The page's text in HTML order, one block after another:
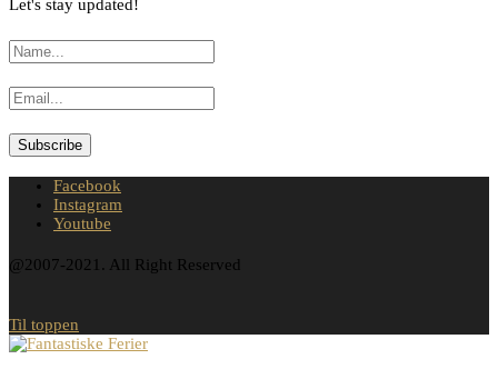
Let's stay updated!
Facebook
Instagram
Youtube
@2007-2021. All Right Reserved
Til toppen